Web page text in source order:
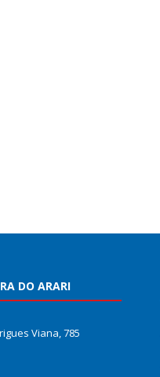
DO ARARI
Viana, 785